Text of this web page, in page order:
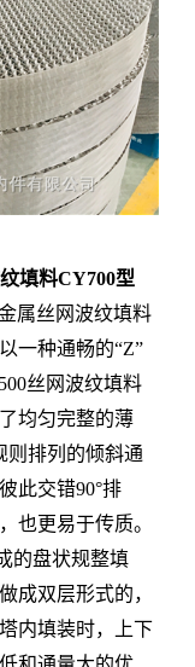
填料CY700型
属丝网波纹填料
一种通畅的“Z”
丝网波纹填料
均匀完整的薄
则排列的倾斜通
此交错90°排
也更易于传质。
的盘状规整填
成双层形式的，
内填装时，上下